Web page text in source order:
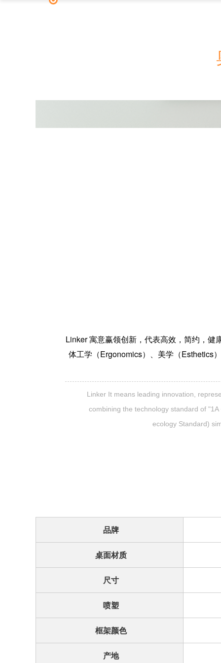
Linker 寓意赢领创新，代表高效，简约，健
体工学（Ergonomics）、美学（Esthetics
Linker It means leading innovation,
combining the technology standard of
ecology Standard)
品牌
桌面材质
尺寸
喷塑
框架颜色
产地